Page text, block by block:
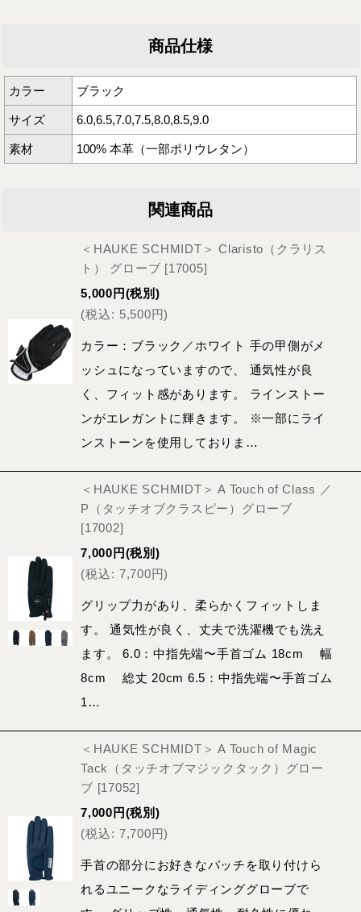
商品仕様
カラー ブラック
サイズ 6.0,6.5,7.0,7.5,8.0,8.5,9.0
素材 100% 本革（一部ポリウレタン）
関連商品
＜HAUKE SCHMIDT＞ Claristo（クラリス
ト） グローブ [17005]
5,000 円(税別)
(税込: 5,500円)
カラー：ブラック／ホワイト 手の甲側がメ
ッシュになっていますので、 通気性が良
く、フィット感があります。 ラインストー
ンがエレガントに輝きます。 ※一部にライ
ンストーンを使用しておりま…
＜HAUKE SCHMIDT＞ A Touch of Class ／
P（タッチオブクラスピー）グローブ
[17002]
7,000 円(税別)
(税込: 7,700円)
グリップ力があり、柔らかくフィットしま
す。 通気性が良く、丈夫で洗濯機でも洗え
ます。 6.0：中指先端〜手首ゴム 18cm 幅
8cm 総丈 20cm 6.5：中指先端〜手首ゴム
1…
＜HAUKE SCHMIDT＞ A Touch of Magic
Tack（タッチオブマジックタック）グロー
ブ [17052]
7,000 円(税別)
(税込: 7,700円)
手首の部分にお好きなパッチを取り付けら
れるユニークなライディンググローブで